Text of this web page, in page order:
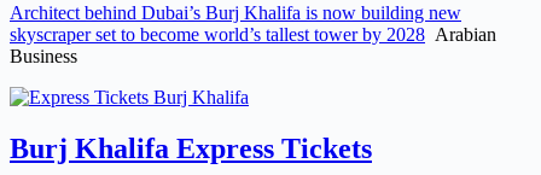
Architect behind Dubai’s Burj Khalifa is now building new
skyscraper set to become world’s tallest tower by 2028 Arabian
Business
Burj Khalifa Express Tickets